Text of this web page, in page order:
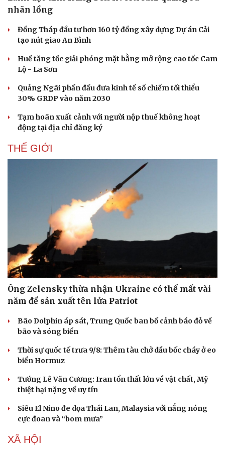
nhãn lồng
Đồng Tháp đầu tư hơn 160 tỷ đồng xây dựng Dự án Cải
tạo nút giao An Bình
Huế tăng tốc giải phóng mặt bằng mở rộng cao tốc Cam
Lộ - La Sơn
Quảng Ngãi phấn đấu đưa kinh tế số chiếm tối thiểu
30% GRDP vào năm 2030
Tạm hoãn xuất cảnh với người nộp thuế không hoạt
động tại địa chỉ đăng ký
THẾ GIỚI
Ông Zelensky thừa nhận Ukraine có thể mất vài
năm để sản xuất tên lửa Patriot
Bão Dolphin áp sát, Trung Quốc ban bố cảnh báo đỏ về
bão và sóng biển
Thời sự quốc tế trưa 9/8: Thêm tàu chở dầu bốc cháy ở eo
biển Hormuz
Tướng Lê Văn Cương: Iran tổn thất lớn về vật chất, Mỹ
thiệt hại nặng về uy tín
Siêu El Nino đe dọa Thái Lan, Malaysia với nắng nóng
cực đoan và “bom mưa”
XÃ HỘI